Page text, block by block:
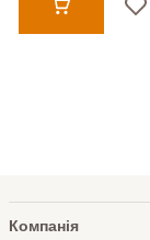
Компанія